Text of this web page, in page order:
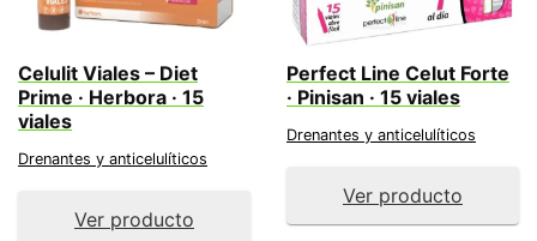
Celulit Viales – Diet
Prime · Herbora · 15
viales
Drenantes y anticelulíticos
Ver producto
Perfect Line Celut Forte
· Pinisan · 15 viales
Drenantes y anticelulíticos
Ver producto